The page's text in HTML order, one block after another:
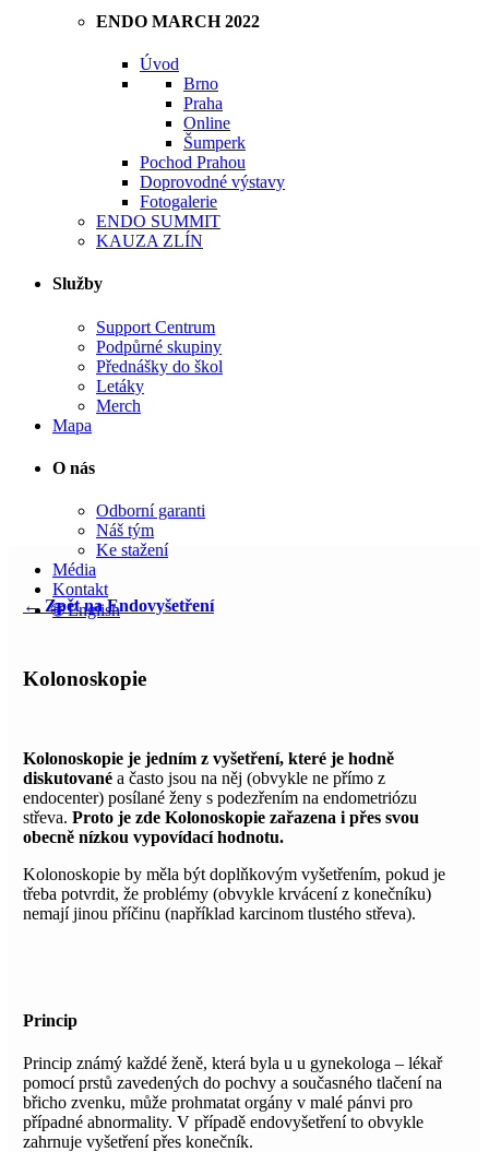
ENDO MARCH 2022
Úvod
Brno
Praha
Online
Šumperk
Pochod Prahou
Doprovodné výstavy
Fotogalerie
ENDO SUMMIT
KAUZA ZLÍN
Služby
Support Centrum
Podpůrné skupiny
Přednášky do škol
Letáky
Merch
Mapa
O nás
Odborní garanti
Náš tým
Ke stažení
Média
Kontakt
🌐 English
← Zpět na Endovyšetření
Kolonoskopie
Kolonoskopie je jedním z vyšetření, které je hodně
diskutovanéa často jsou na něj (obvykle ne přímo z
endocenter) posílané ženy s podezřením na endometriózu
střeva. Proto je zde Kolonoskopie zařazena i přes svou
obecně nízkou vypovídací hodnotu.
Kolonoskopie by měla být doplňkovým vyšetřením, pokud je
třeba potvrdit, že problémy (obvykle krvácení z konečníku)
nemají jinou příčinu (například karcinom tlustého střeva).
Princip
Princip známý každé ženě, která byla u u gynekologa – lékař
pomocí prstů zavedených do pochvy a současného tlačení na
břicho zvenku, může prohmatat orgány v malé pánvi pro
případné abnormality. V případě endovyšetření to obvykle
zahrnuje vyšetření přes konečník.